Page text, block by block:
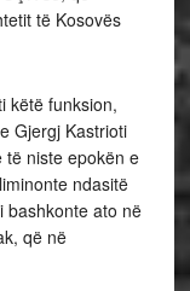
të Kosovës
këtë funksion,
Gjergj Kastrioti
niste epokën e
ndasitë
bashkonte ato në
që në